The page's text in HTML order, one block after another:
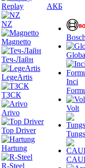
Replay
NZ
Magnetto
Теч-Лайн
LegeArtis
ТЗСК
Arivo
Top Driver
Hartung
R-Steel
АКБ
Inci
Volt